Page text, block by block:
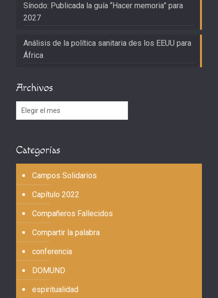
Sínodo: Publicada la guía “Hacer memoria” para
2027
Análisis de la política sanitaria des los EEUU para
África
Archivos
Archivos
Categorías
Campos Solidarios
Capítulo 2022
Compañeros Fallecidos
Compartir la palabra
conferencia
DOMUND
espiritualidad